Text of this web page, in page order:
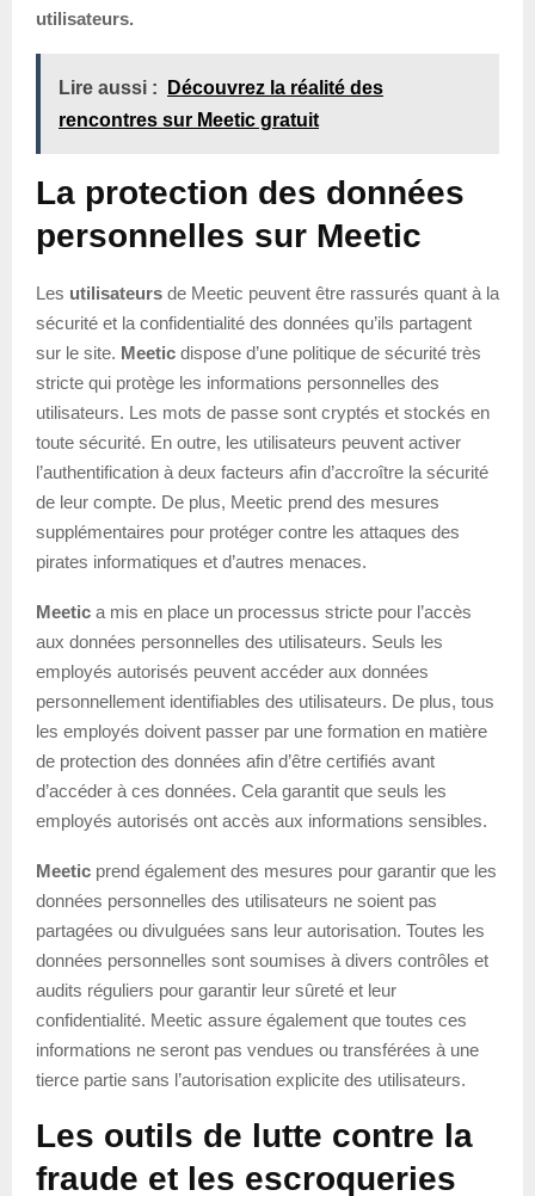
utilisateurs.
Lire aussi :
Découvrez la réalité des
rencontres sur Meetic gratuit
La protection des données
personnelles sur Meetic
Les utilisateurs de Meetic peuvent être rassurés quant à la
sécurité et la confidentialité des données qu’ils partagent
sur le site. Meetic dispose d’une politique de sécurité très
stricte qui protège les informations personnelles des
utilisateurs. Les mots de passe sont cryptés et stockés en
toute sécurité. En outre, les utilisateurs peuvent activer
l’authentification à deux facteurs afin d’accroître la sécurité
de leur compte. De plus, Meetic prend des mesures
supplémentaires pour protéger contre les attaques des
pirates informatiques et d’autres menaces.
Meetic a mis en place un processus stricte pour l’accès
aux données personnelles des utilisateurs. Seuls les
employés autorisés peuvent accéder aux données
personnellement identifiables des utilisateurs. De plus, tous
les employés doivent passer par une formation en matière
de protection des données afin d’être certifiés avant
d’accéder à ces données. Cela garantit que seuls les
employés autorisés ont accès aux informations sensibles.
Meetic prend également des mesures pour garantir que les
données personnelles des utilisateurs ne soient pas
partagées ou divulguées sans leur autorisation. Toutes les
données personnelles sont soumises à divers contrôles et
audits réguliers pour garantir leur sûreté et leur
confidentialité. Meetic assure également que toutes ces
informations ne seront pas vendues ou transférées à une
tierce partie sans l’autorisation explicite des utilisateurs.
Les outils de lutte contre la
fraude et les escroqueries